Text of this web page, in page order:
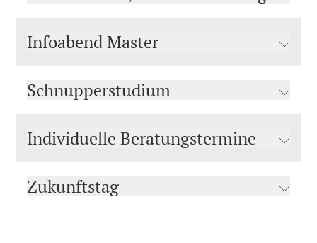
Infoabend Master
Schnupperstudium
Individuelle Beratungstermine
Zukunftstag